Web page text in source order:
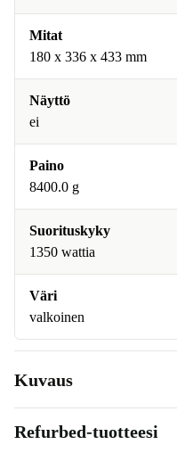
Mitat
180 x 336 x 433 mm
Näyttö
ei
Paino
8400.0 g
Suorituskyky
1350 wattia
Väri
valkoinen
Kuvaus
Refurbed-tuotteesi